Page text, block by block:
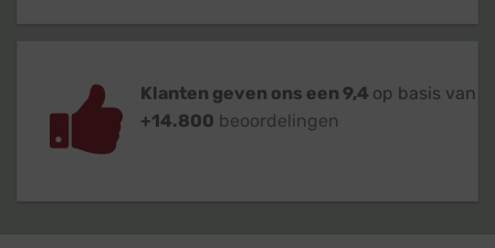
Klanten geven ons een 9,4 op basis van
+14.800 beoordelingen